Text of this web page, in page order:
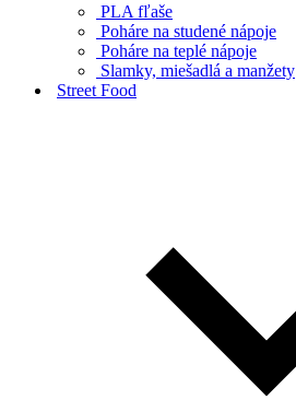
PLA fľaše
Poháre na studené nápoje
Poháre na teplé nápoje
Slamky, miešadlá a manžety
Street Food